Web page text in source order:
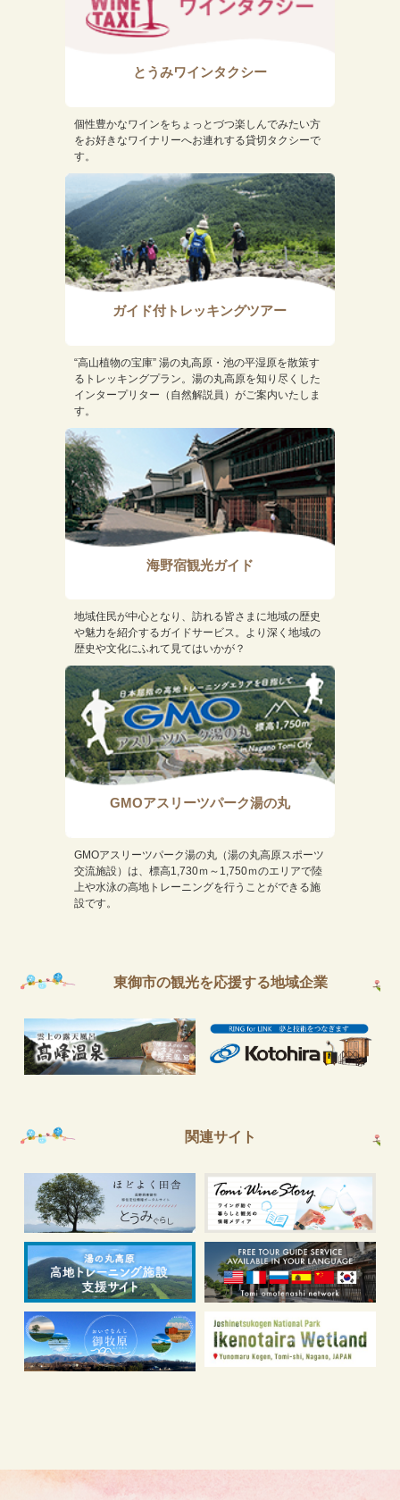
とうみワインタクシー
個性豊かなワインをちょっとづつ楽しんでみたい方
をお好きなワイナリーへお連れする貸切タクシーで
す。
ガイド付トレッキングツアー
“高山植物の宝庫” 湯の丸高原・池の平湿原を散策す
るトレッキングプラン。湯の丸高原を知り尽くした
インタープリター（自然解説員）がご案内いたしま
す。
海野宿観光ガイド
地域住民が中心となり、訪れる皆さまに地域の歴史
や魅力を紹介するガイドサービス。より深く地域の
歴史や文化にふれて見てはいかが？
GMOアスリーツパーク湯の丸
GMOアスリーツパーク湯の丸（湯の丸高原スポーツ
交流施設）は、標高1,730ｍ～1,750ｍのエリアで陸
上や水泳の高地トレーニングを行うことができる施
設です。
東御市の観光を応援する地域企業
関連サイト